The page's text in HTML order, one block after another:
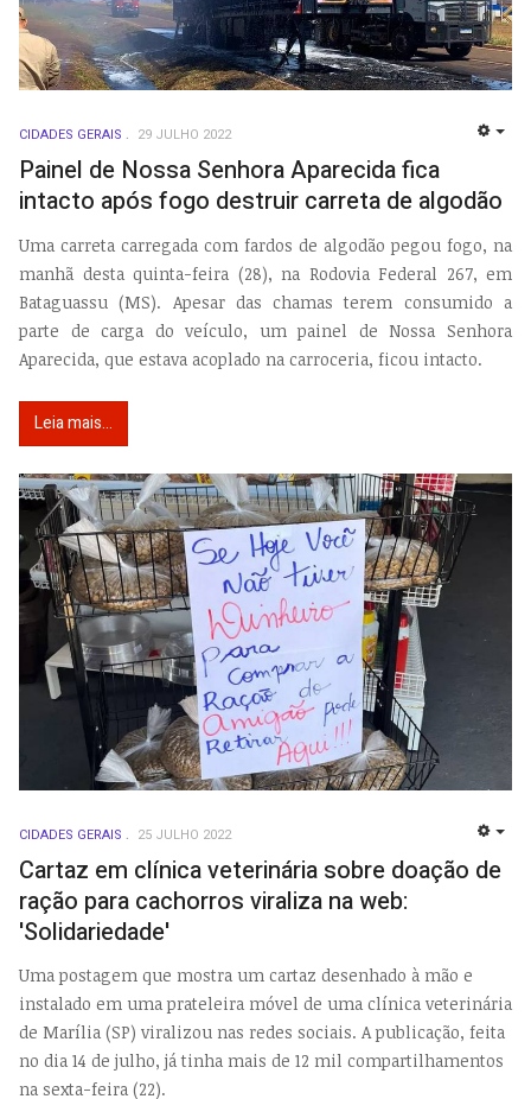
CIDADES GERAIS 29 JULHO 2022
Painel de Nossa Senhora Aparecida fica
intacto após fogo destruir carreta de algodão
Uma carreta carregada com fardos de algodão pegou fogo, na
manhã desta quinta-feira (28), na Rodovia Federal 267, em
Bataguassu (MS). Apesar das chamas terem consumido a
parte de carga do veículo, um painel de Nossa Senhora
Aparecida, que estava acoplado na carroceria, ficou intacto.
Leia mais...
CIDADES GERAIS 25 JULHO 2022
Cartaz em clínica veterinária sobre doação de
ração para cachorros viraliza na web:
'Solidariedade'
Uma postagem que mostra um cartaz desenhado à mão e
instalado em uma prateleira móvel de uma clínica veterinária
de Marília (SP) viralizou nas redes sociais. A publicação, feita
no dia 14 de julho, já tinha mais de 12 mil compartilhamentos
na sexta-feira (22).